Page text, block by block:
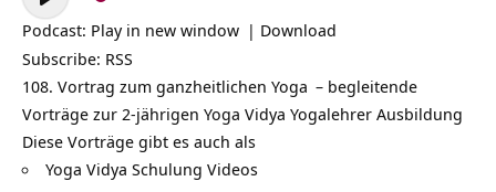
Player
Podcast: Play in new window | Download
Subscribe: RSS
108. Vortrag zum ganzheitlichen Yoga – begleitende
Vorträge zur 2-jährigen Yoga Vidya Yogalehrer Ausbildung
Diese Vorträge gibt es auch als
Yoga Vidya Schulung Videos